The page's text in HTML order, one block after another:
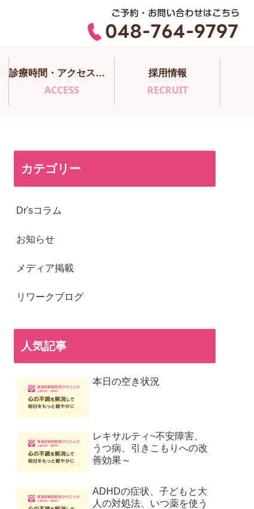
診療時間・アクセス・医師担当表
ACCESS
採用情報
RECRUIT
カテゴリー
Dr'sコラム
お知らせ
メディア掲載
リワークブログ
人気記事
本日の空き状況
レキサルティ~不安障害、
うつ病、引きこもりへの改
善効果～
ADHDの症状、子どもと大
人の対処法、いつ薬を使う